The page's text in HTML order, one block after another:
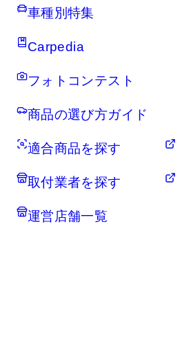
車種別特集
Carpedia
フォトコンテスト
商品の選び方ガイド
適合商品を探す
取付業者を探す
運営店舗一覧